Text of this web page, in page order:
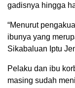
gadisnya hingga
“Menurut
ibunya yang
Sikabaluan Iptu
Pelaku dan ibu
masing sudah